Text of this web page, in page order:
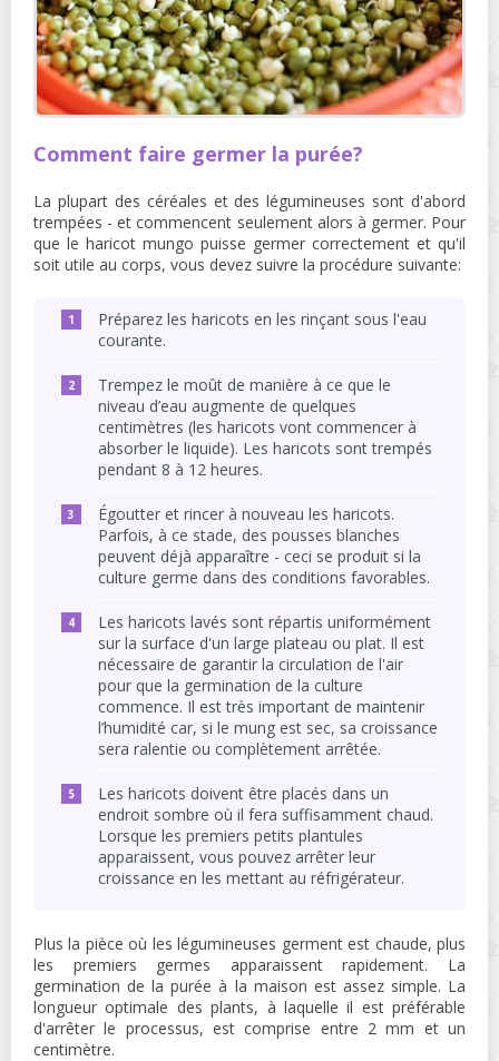
Comment faire germer la purée?
La plupart des céréales et des légumineuses sont d'abord
trempées - et commencent seulement alors à germer. Pour
que le haricot mungo puisse germer correctement et qu'il
soit utile au corps, vous devez suivre la procédure suivante:
Préparez les haricots en les rinçant sous l'eau
courante.
Trempez le moût de manière à ce que le
niveau d’eau augmente de quelques
centimètres (les haricots vont commencer à
absorber le liquide). Les haricots sont trempés
pendant 8 à 12 heures.
Égoutter et rincer à nouveau les haricots.
Parfois, à ce stade, des pousses blanches
peuvent déjà apparaître - ceci se produit si la
culture germe dans des conditions favorables.
Les haricots lavés sont répartis uniformément
sur la surface d'un large plateau ou plat. Il est
nécessaire de garantir la circulation de l'air
pour que la germination de la culture
commence. Il est très important de maintenir
l’humidité car, si le mung est sec, sa croissance
sera ralentie ou complètement arrêtée.
Les haricots doivent être placés dans un
endroit sombre où il fera suffisamment chaud.
Lorsque les premiers petits plantules
apparaissent, vous pouvez arrêter leur
croissance en les mettant au réfrigérateur.
Plus la pièce où les légumineuses germent est chaude, plus
les premiers germes apparaissent rapidement. La
germination de la purée à la maison est assez simple. La
longueur optimale des plants, à laquelle il est préférable
d'arrêter le processus, est comprise entre 2 mm et un
centimètre.